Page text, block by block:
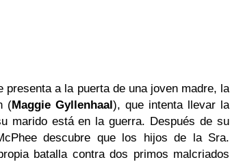
presenta a la puerta de una joven madre, la
(Maggie Gyllenhaal ), que intenta llevar la
marido está en la guerra. Después de su
descubre que los hijos de la Sra.
batalla contra dos primos malcriados